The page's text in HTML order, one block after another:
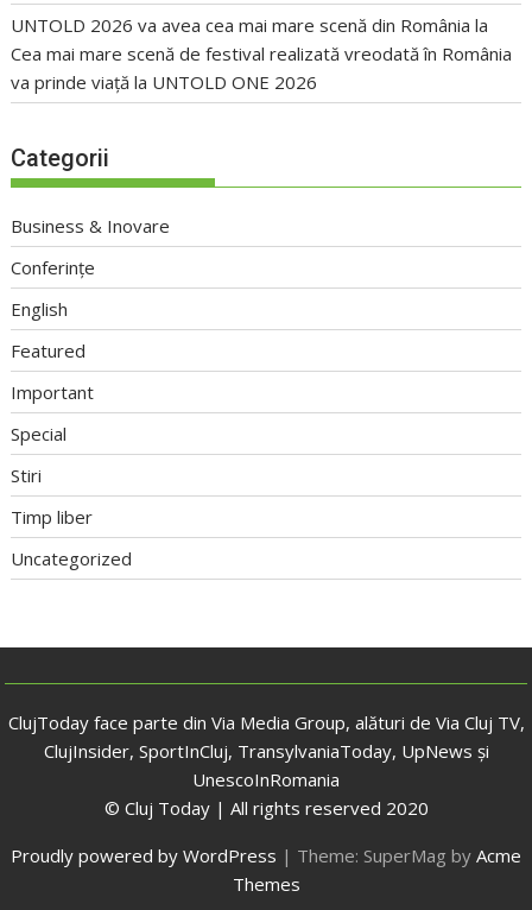
UNTOLD 2026 va avea cea mai mare scenă din România la
Cea mai mare scenă de festival realizată vreodată în România
va prinde viață la UNTOLD ONE 2026
Categorii
Business & Inovare
Conferințe
English
Featured
Important
Special
Stiri
Timp liber
Uncategorized
ClujToday face parte din Via Media Group, alături de Via Cluj TV,
ClujInsider, SportInCluj, TransylvaniaToday, UpNews și
UnescoInRomania
© Cluj Today | All rights reserved 2020
Proudly powered by WordPress | Theme: SuperMag by Acme
Themes